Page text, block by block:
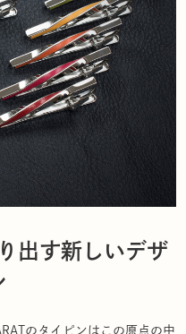
出す新しいデザ
のタイピンはこの原点の中